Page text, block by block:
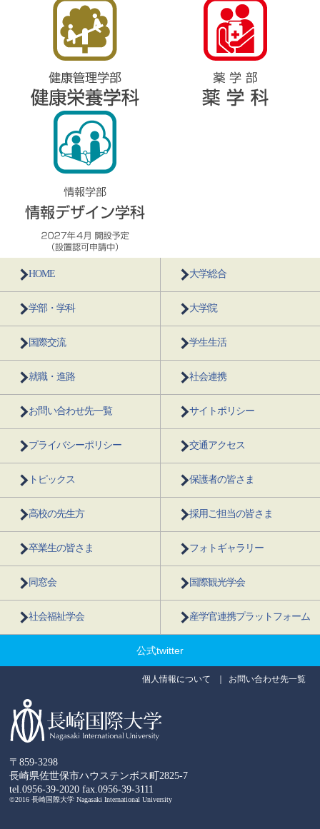
HOME 大学総合
学部・学科 大学院
国際交流 学生生活
就職・進路 社会連携
お問い合わせ先一覧 サイトポリシー
プライバシーポリシー 交通アクセス
トピックス 保護者の皆さま
高校の先生方 採用ご担当の皆さま
卒業生の皆さま フォトギャラリー
同窓会 国際観光学会
社会福祉学会 産学官連携プラットフォーム
公式twitter
〒859-3298
長崎県佐世保市ハウステンボス町2825-7
tel.0956-39-2020 fax.0956-39-3111
©2016 長崎国際大学 Nagasaki International University
個人情報について お問い合わせ先一覧